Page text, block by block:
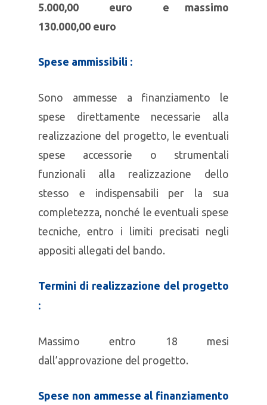
5.000,00 euro e massimo
130.000,00 euro
Spese ammissibili :
Sono ammesse a finanziamento le
spese direttamente necessarie alla
realizzazione del progetto, le eventuali
spese accessorie o strumentali
funzionali alla realizzazione dello
stesso e indispensabili per la sua
completezza, nonché le eventuali spese
tecniche, entro i limiti precisati negli
appositi allegati del bando.
Termini di realizzazione del progetto
:
Massimo entro 18 mesi
dall’approvazione del progetto.
Spese non ammesse al finanziamento